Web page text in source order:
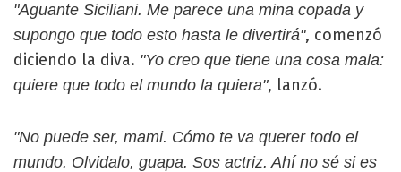
"Aguante Siciliani. Me parece una mina copada y
supongo que todo esto hasta le divertirá", comenzó
diciendo la diva. "Yo creo que tiene una cosa mala:
quiere que todo el mundo la quiera", lanzó.
"No puede ser, mami. Cómo te va querer todo el
mundo. Olvidalo, guapa. Sos actriz. Ahí no sé si es